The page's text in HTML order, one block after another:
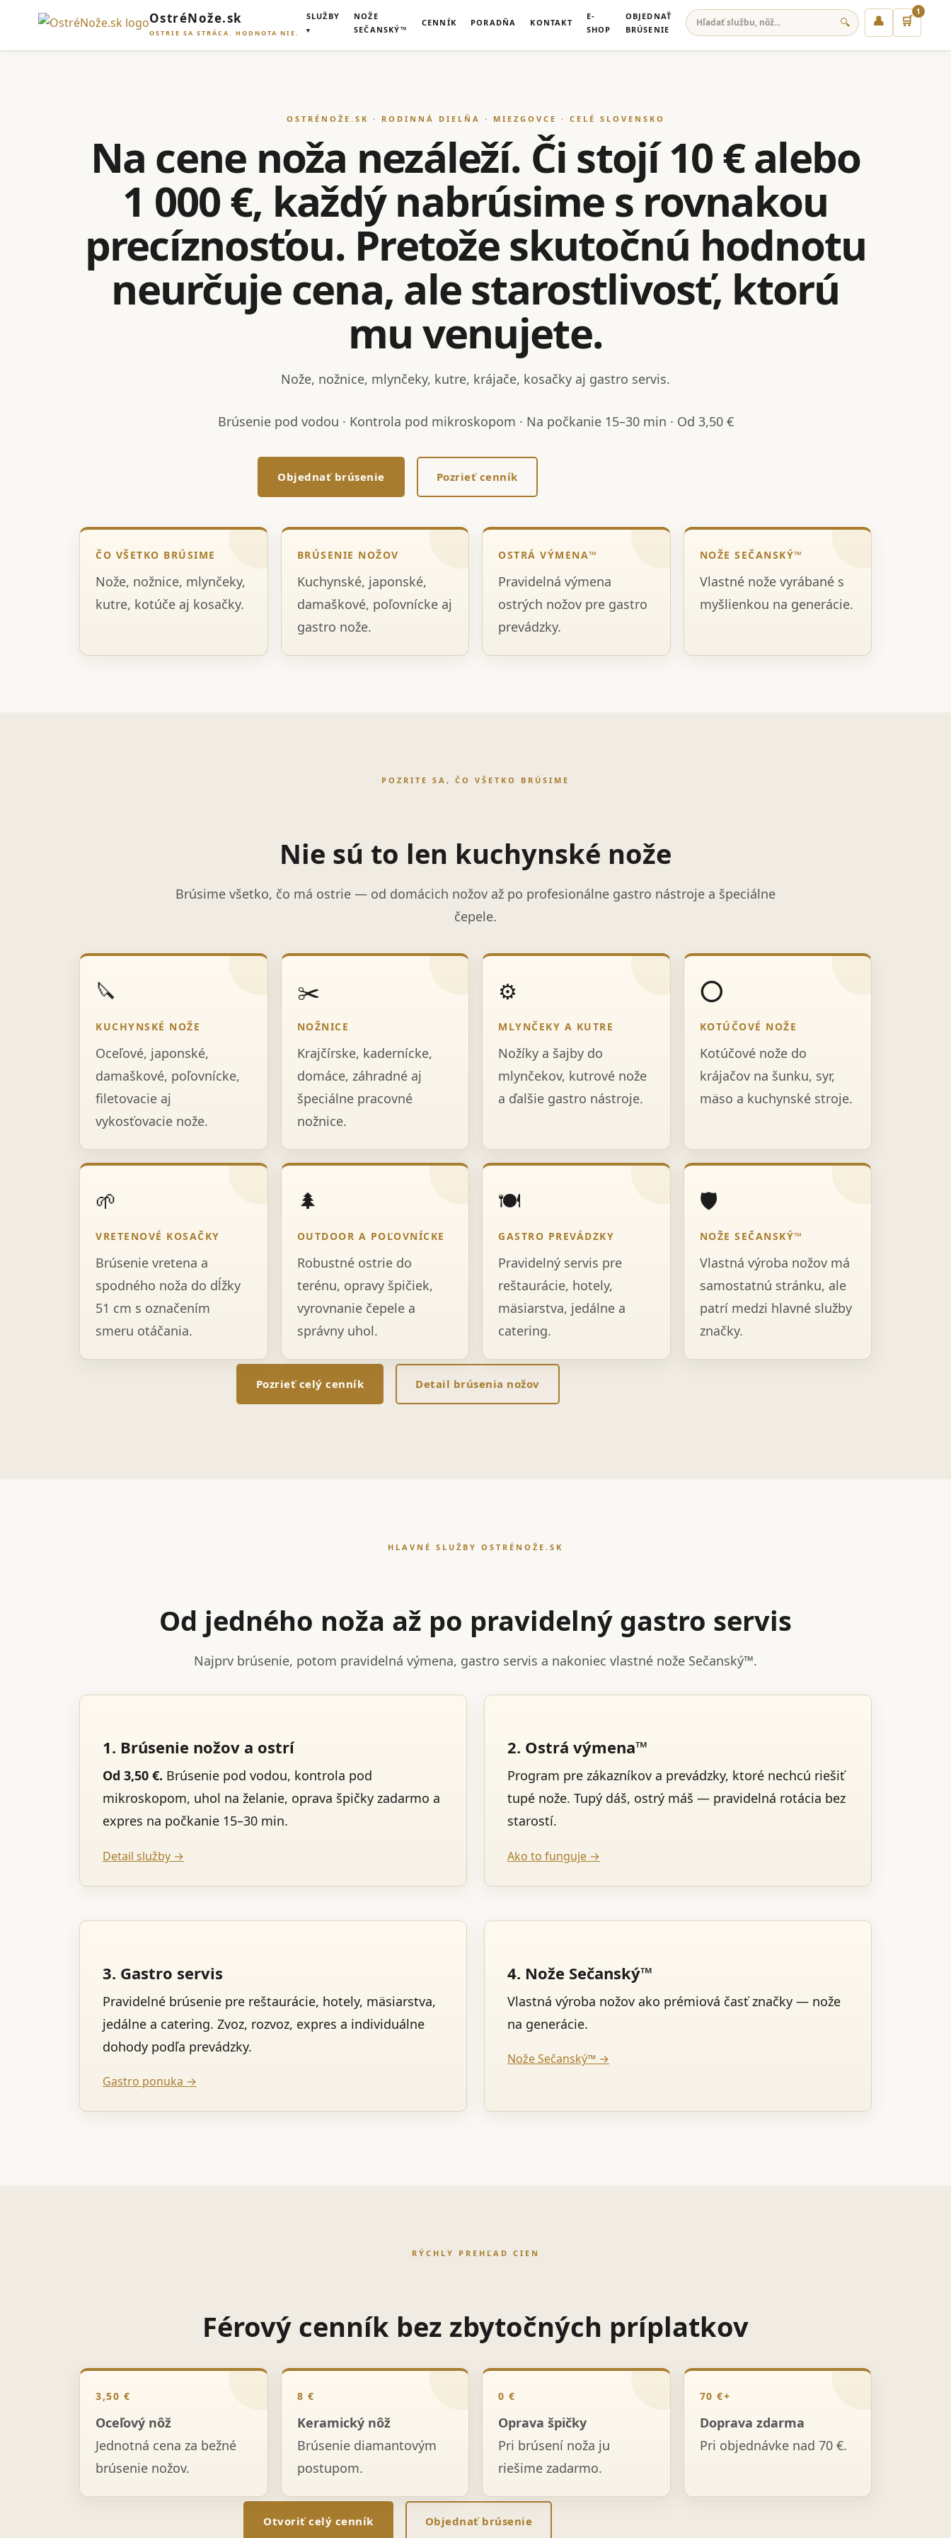
OstréNože.sk
OSTRIE SA STRÁCA. HODNOTA NIE.
SLUŽBY
NOŽE
SEČANSKÝ™
CENNÍK PORADŇA KONTAKT
E-
SHOP
OBJEDNAŤ
BRÚSENIE
🔍 👤 🛒
1
OSTRÉNOŽE.SK · RODINNÁ DIELŇA · MIEZGOVCE · CELÉ SLOVENSKO
Na cene noža nezáleží. Či stojí 10 € alebo
1 000 €, každý nabrúsime s rovnakou
precíznosťou. Pretože skutočnú hodnotu
neurčuje cena, ale starostlivosť, ktorú
mu venujete.
Nože, nožnice, mlynčeky, kutre, krájače, kosačky aj gastro servis.
Brúsenie pod vodou · Kontrola pod mikroskopom · Na počkanie 15–30 min · Od 3,50 €
Objednať brúsenie Pozrieť cenník
ČO VŠETKO BRÚSIME
Nože, nožnice, mlynčeky,
kutre, kotúče aj kosačky.
BRÚSENIE NOŽOV
Kuchynské, japonské,
damaškové, poľovnícke aj
gastro nože.
OSTRÁ VÝMENA™
Pravidelná výmena
ostrých nožov pre gastro
prevádzky.
NOŽE SEČANSKÝ™
Vlastné nože vyrábané s
myšlienkou na generácie.
POZRITE SA, ČO VŠETKO BRÚSIME
Nie sú to len kuchynské nože
Brúsime všetko, čo má ostrie — od domácich nožov až po profesionálne gastro nástroje a špeciálne
čepele.
🔪
KUCHYNSKÉ NOŽE
Oceľové, japonské,
damaškové, poľovnícke,
filetovacie aj
vykosťovacie nože.
✂️
NOŽNICE
Krajčírske, kadernícke,
domáce, záhradné aj
špeciálne pracovné
nožnice.
⚙️
MLYNČEKY A KUTRE
Nožíky a šajby do
mlynčekov, kutrové nože
a ďalšie gastro nástroje.
⭕
KOTÚČOVÉ NOŽE
Kotúčové nože do
krájačov na šunku, syr,
mäso a kuchynské stroje.
🌱
VRETENOVÉ KOSAČKY
Brúsenie vretena a
spodného noža do dĺžky
51 cm s označením
smeru otáčania.
🌲
OUTDOOR A POĽOVNÍCKE
Robustné ostrie do
terénu, opravy špičiek,
vyrovnanie čepele a
správny uhol.
🍽️
GASTRO PREVÁDZKY
Pravidelný servis pre
reštaurácie, hotely,
mäsiarstva, jedálne a
catering.
🛡️
NOŽE SEČANSKÝ™
Vlastná výroba nožov má
samostatnú stránku, ale
patrí medzi hlavné služby
značky.
Pozrieť celý cenník Detail brúsenia nožov
HLAVNÉ SLUŽBY OSTRÉNOŽE.SK
Od jedného noža až po pravidelný gastro servis
Najprv brúsenie, potom pravidelná výmena, gastro servis a nakoniec vlastné nože Sečanský™.
1. Brúsenie nožov a ostrí
Od 3,50 €. Brúsenie pod vodou, kontrola pod
mikroskopom, uhol na želanie, oprava špičky zadarmo a
expres na počkanie 15–30 min.
Detail služby →
2. Ostrá výmena™
Program pre zákazníkov a prevádzky, ktoré nechcú riešiť
tupé nože. Tupý dáš, ostrý máš — pravidelná rotácia bez
starostí.
Ako to funguje →
3. Gastro servis
Pravidelné brúsenie pre reštaurácie, hotely, mäsiarstva,
jedálne a catering. Zvoz, rozvoz, expres a individuálne
dohody podľa prevádzky.
Gastro ponuka →
4. Nože Sečanský™
Vlastná výroba nožov ako prémiová časť značky — nože
na generácie.
Nože Sečanský™ →
RÝCHLY PREHĽAD CIEN
Férový cenník bez zbytočných príplatkov
3,50 €
Oceľový nôž
Jednotná cena za bežné
brúsenie nožov.
8 €
Keramický nôž
Brúsenie diamantovým
postupom.
0 €
Oprava špičky
Pri brúsení noža ju
riešime zadarmo.
70 €+
Doprava zdarma
Pri objednávke nad 70 €.
Otvoriť celý cenník Objednať brúsenie